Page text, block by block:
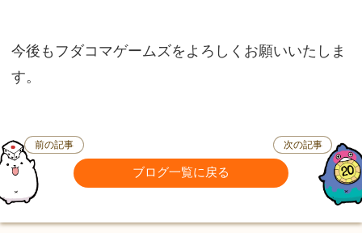
今後もフダコマゲームズをよろしくお願いいたしま
す。
前の記事
ブログ一覧に戻る
次の記事